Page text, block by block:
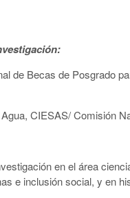
de Becas de Posgrado
CIESAS/ Comisión
en el área
e inclusión social, y en